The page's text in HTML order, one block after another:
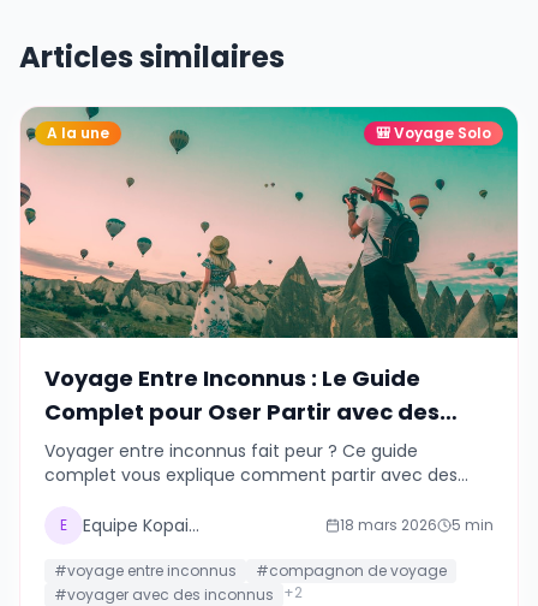
Articles similaires
A la une 🎒Voyage Solo
Voyage Entre Inconnus : Le Guide
Complet pour Oser Partir avec des
Étrangers en 2026
Voyager entre inconnus fait peur ? Ce guide
complet vous explique comment partir avec des
sécurité. Témoignages, conseils et plateformes.
E Equipe Kopains 18 mars 2026 5 min
#voyage entre inconnus #compagnon de voyage
#voyager avec des inconnus +2